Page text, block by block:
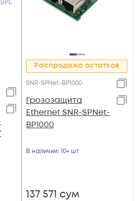
Распродажа остатков
SNR-SPNet-BP1000
Грозозащита
Ethernet SNR-SPNet-
BP1000
В наличии: 10+ шт
137 571 сум